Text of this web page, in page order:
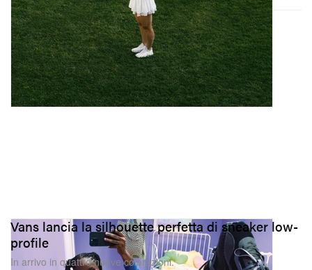
Vans lancia la silhouette perfetta di sneaker low-
profile
In arrivo in quattro nuove colorazioni.